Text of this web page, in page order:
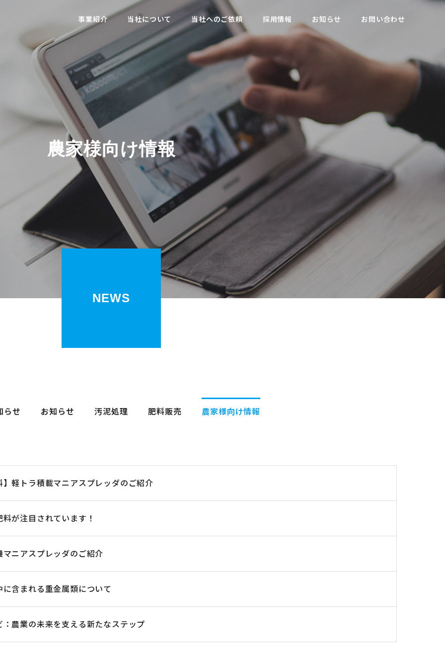
事業紹介 当社について 当社へのご依頼 採用情報 お知らせ お問い合わせ
収集・運搬事業
TRANSPORT
堆肥販売事業
COMPOST SALES
農家サポート事業
FARMER SUPPORT
保有設備・許認可
FACILITIES AND LICENSES
会社概要
COMPANY PROFILE
農家様向け情報
NEWS
らせ お知らせ 汚泥処理 肥料販売 農家様向け情報
】軽トラ積載マニアスプレッダのご紹介
が注目されています！
マニアスプレッダのご紹介
に含まれる重金属類について
：農業の未来を支える新たなステップ